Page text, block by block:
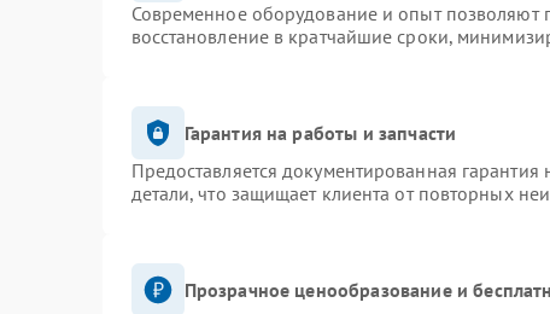
Современное оборудование и опыт позволяют
восстановление в кратчайшие сроки,
Гарантия на работы и запчасти
Предоставляется документированная
детали, что защищает клиента от повторных
Прозрачное ценообразование и